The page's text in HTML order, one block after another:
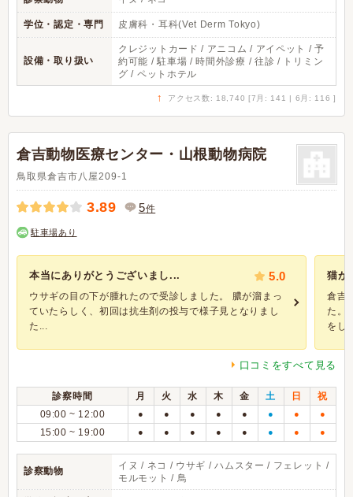
学位・認定・専門 皮膚科・耳科(Vet Derm Tokyo)
設備・取り扱い
クレジットカード / アニコム / アイペット / 予
約可能 / 駐車場 / 時間外診療 / 往診 / トリミン
グ / ペットホテル
↑ アクセス数: 18,740 [7月: 141 | 6月: 116 ]
倉吉動物医療センター・山根動物病院
鳥取県倉吉市八屋209-1
3.89 5件
駐車場あり
本当にありがとうございまし... 5.0
ウサギの目の下が腫れたので受診しました。 膿が溜まっ
ていたらしく、初回は抗生剤の投与で様子見となりまし
た...
猫が
倉吉
た。
をし
口コミをすべて見る
診察時間 月 火 水 木 金 土 日
祝
09:00 ~ 12:00
● ● ● ● ● ● ● ●
15:00 ~ 19:00 ● ● ● ● ● ● ● ●
診察動物
イヌ / ネコ / ウサギ / ハムスター / フェレット /
モルモット / 鳥